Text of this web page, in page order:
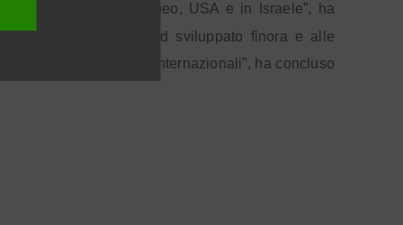
al mercato europeo, USA e in Israele”, ha
“Grazie al track record sviluppato finora e alle
investitori, italiani e internazionali”, ha concluso